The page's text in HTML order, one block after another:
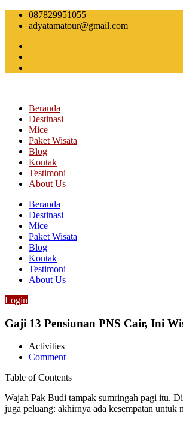
Skip
087829951055
adyatamatour@gmail.com
Beranda
Destinasi
Mice
Paket Wisata
Blog
Kontak
Testimoni
About Us
Beranda
Destinasi
Mice
Paket Wisata
Blog
Kontak
Testimoni
About Us
Login
Gaji 13 Pensiunan PNS Cair, Ini
Activities
Comment
Table of Contents
Wajah Pak Budi tampak sumringah pagi itu.
juga peluang: akhirnya ada kesempatan untuk